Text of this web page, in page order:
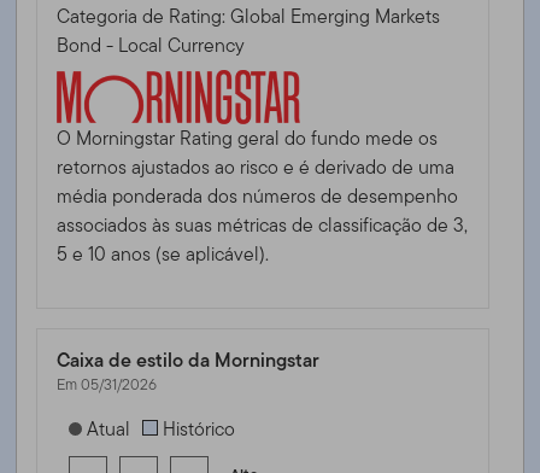
Categoria de Rating: Global Emerging Markets
Bond - Local Currency
O Morningstar Rating geral do fundo mede os
retornos ajustados ao risco e é derivado de uma
média ponderada dos números de desempenho
associados às suas métricas de classificação de 3,
5 e 10 anos (se aplicável).
Caixa de estilo da Morningstar
Em 05/31/2026
[products.morningstar-stylebox-title-sr-fixed]
Atual Histórico